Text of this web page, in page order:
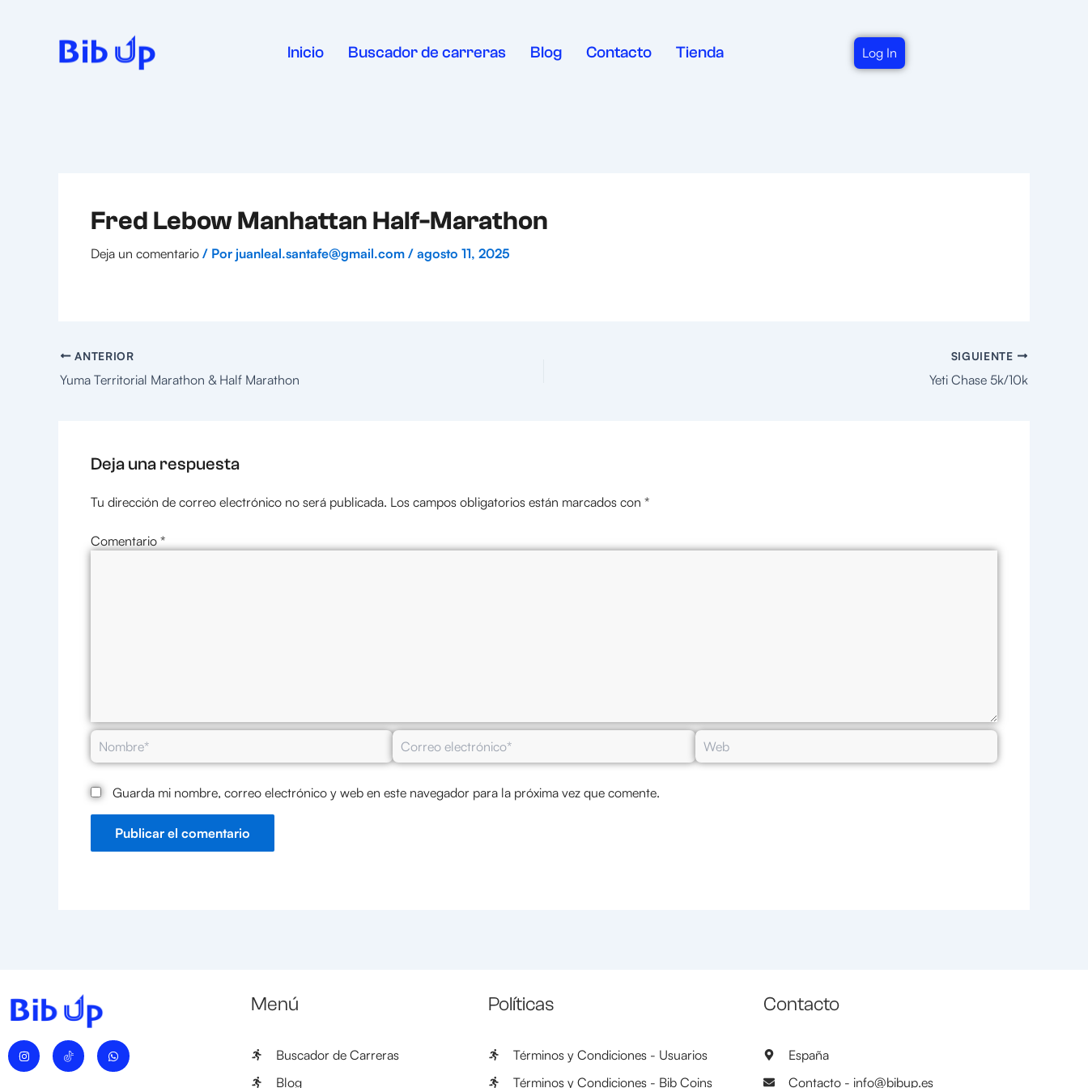
Inicio Buscador de carreras Blog Contacto Tienda Log In
Fred Lebow Manhattan Half-Marathon
Deja un comentario / Por juanleal.santafe@gmail.com / agosto 11, 2025
ANTERIOR
Yuma Territorial Marathon & Half Marathon
SIGUIENTE
Yeti Chase 5k/10k
Deja una respuesta
Tu dirección de correo electrónico no será publicada. Los campos obligatorios están marcados con *
Comentario *
Nombre*
Correo
electrónico*
Web
Guarda mi nombre, correo electrónico y web en este navegador para la próxima vez que comente.
I
n
W
h
Menú
Buscador de Carreras
Blog
Políticas
Términos y Condiciones - Usuarios
Términos y Condiciones - Bib Coins
Contacto
España
Contacto - info@bibup.es